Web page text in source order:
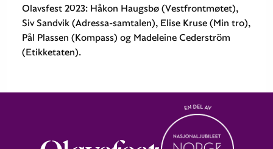
Olavsfest 2023: Håkon Haugsbø (Vestfrontmøtet),
Siv Sandvik (Adressa-samtalen), Elise Kruse (Min tro),
Pål Plassen (Kompass) og Madeleine Cederström
(Etikketaten).